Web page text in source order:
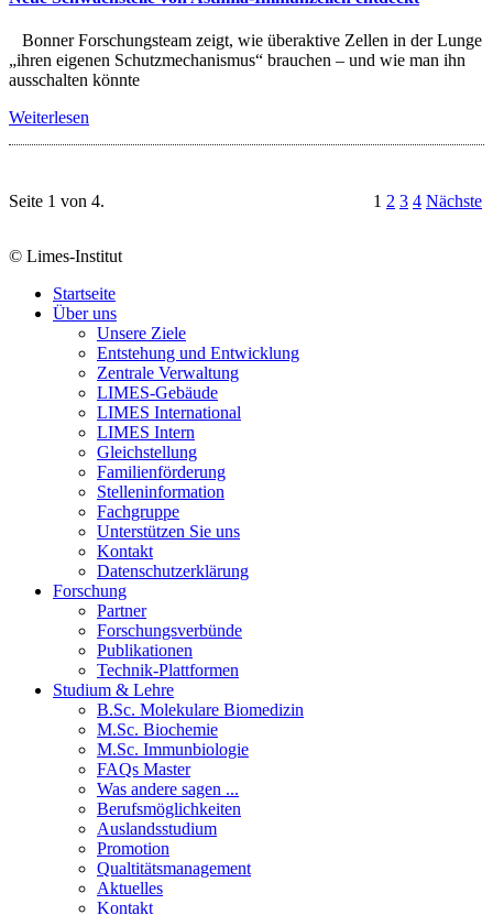
Bonner Forschungsteam zeigt, wie überaktive Zellen in der Lunge
„ihren eigenen Schutzmechanismus“ brauchen – und wie man ihn
ausschalten könnte
Weiterlesen
Seite 1 von 4. 1 2 3 4 Nächste
© Limes-Institut
Startseite
Über uns
Unsere Ziele
Entstehung und Entwicklung
Zentrale Verwaltung
LIMES-Gebäude
LIMES International
LIMES Intern
Gleichstellung
Familienförderung
Stelleninformation
Fachgruppe
Unterstützen Sie uns
Kontakt
Datenschutzerklärung
Forschung
Partner
Forschungsverbünde
Publikationen
Technik-Plattformen
Studium & Lehre
B.Sc. Molekulare Biomedizin
M.Sc. Biochemie
M.Sc. Immunbiologie
FAQs Master
Was andere sagen ...
Berufsmöglichkeiten
Auslandsstudium
Promotion
Qualtitätsmanagement
Aktuelles
Kontakt